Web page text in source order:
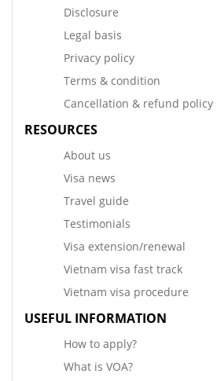
Disclosure
Legal basis
Privacy policy
Terms & condition
Cancellation & refund policy
RESOURCES
About us
Visa news
Travel guide
Testimonials
Visa extension/renewal
Vietnam visa fast track
Vietnam visa procedure
USEFUL INFORMATION
How to apply?
What is VOA?